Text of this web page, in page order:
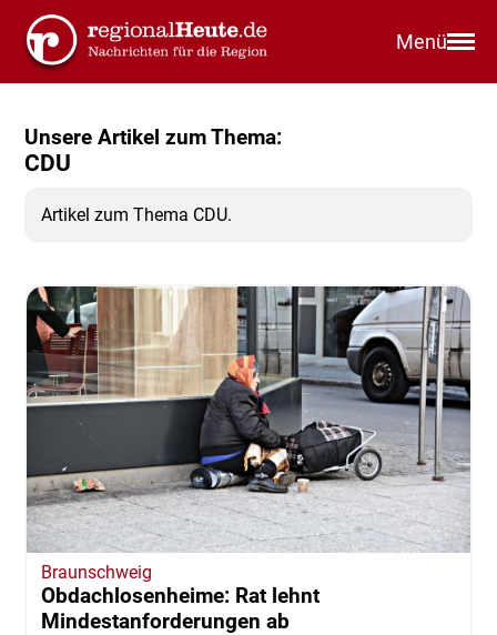
Menü
Unsere Artikel zum Thema:
CDU
Artikel zum Thema CDU.
Braunschweig
Obdachlosenheime: Rat lehnt
Mindestanforderungen ab